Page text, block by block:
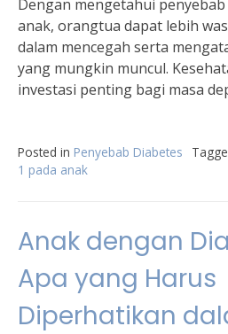
Dengan mengetahui
anak, orangtua dapat lebih
dalam mencegah serta
yang mungkin muncul.
investasi penting bagi masa
Posted in Penyebab Diabetes
1 pada anak
Anak dengan
Apa yang Harus
Diperhatikan